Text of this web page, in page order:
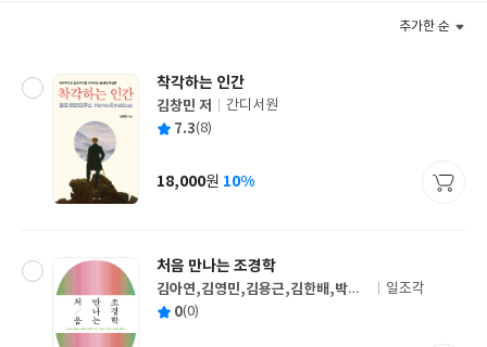
추가한 순
착각하는 인간
글
쓴
김창민 저
출
사
간디서원
평 7.3(8)
가
18,000원 10%
처음 만나는 조경학
글
쓴
김아연,김영민,김용근,김한배,박찬,
소현수,이상석,이재호,한봉호 공저
출
일조각
평 0(0)